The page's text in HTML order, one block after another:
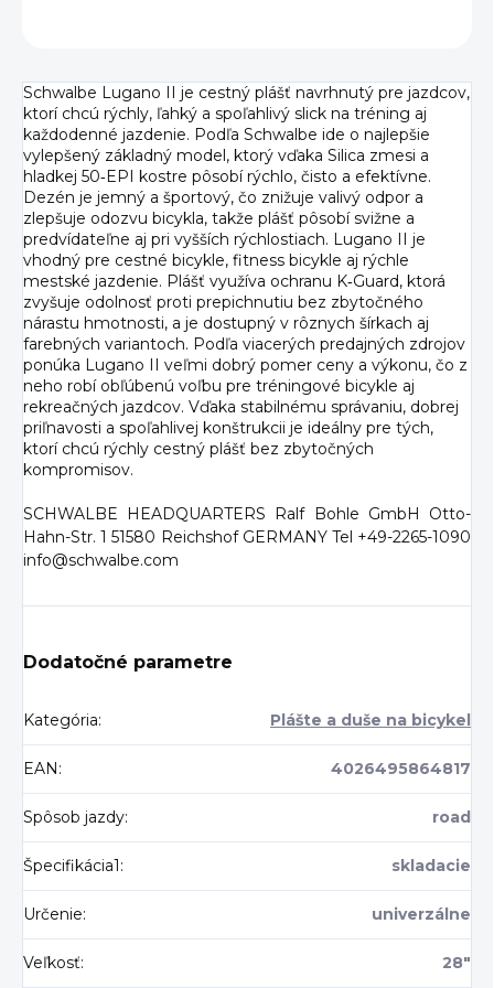
Schwalbe Lugano II je cestný plášť navrhnutý pre jazdcov,
ktorí chcú rýchly, ľahký a spoľahlivý slick na tréning aj
každodenné jazdenie. Podľa Schwalbe ide o najlepšie
vylepšený základný model, ktorý vďaka Silica zmesi a
hladkej 50‑EPI kostre pôsobí rýchlo, čisto a efektívne.
Dezén je jemný a športový, čo znižuje valivý odpor a
zlepšuje odozvu bicykla, takže plášť pôsobí svižne a
predvídateľne aj pri vyšších rýchlostiach. Lugano II je
vhodný pre cestné bicykle, fitness bicykle aj rýchle
mestské jazdenie. Plášť využíva ochranu K‑Guard, ktorá
zvyšuje odolnosť proti prepichnutiu bez zbytočného
nárastu hmotnosti, a je dostupný v rôznych šírkach aj
farebných variantoch. Podľa viacerých predajných zdrojov
ponúka Lugano II veľmi dobrý pomer ceny a výkonu, čo z
neho robí obľúbenú voľbu pre tréningové bicykle aj
rekreačných jazdcov. Vďaka stabilnému správaniu, dobrej
priľnavosti a spoľahlivej konštrukcii je ideálny pre tých,
ktorí chcú rýchly cestný plášť bez zbytočných
kompromisov.
SCHWALBE HEADQUARTERS Ralf Bohle GmbH Otto-
Hahn-Str. 1 51580 Reichshof GERMANY Tel +49-2265-1090
info@schwalbe.com
Dodatočné parametre
Kategória: Plášte a duše na bicykel
EAN : 4026495864817
Spôsob jazdy: road
Špecifikácia1 : skladacie
Určenie: univerzálne
Veľkosť: 28"